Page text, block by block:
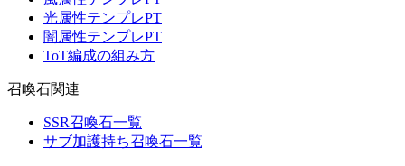
光属性テンプレPT
闇属性テンプレPT
ToT編成の組み方
召喚石関連
SSR召喚石一覧
サブ加護持ち召喚石一覧